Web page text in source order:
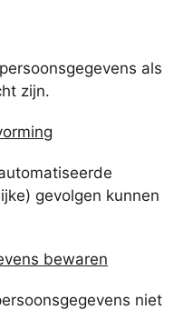
als
zijn.
gevolgen kunnen
bewaren
niet